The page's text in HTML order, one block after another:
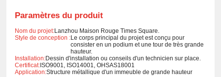
Paramètres du produit
Nom du projet:Lanzhou Maison Rouge Times Square.
Style de conception :Le corps principal du projet est conçu pour
consister en un podium et une tour de très grande
hauteur.
Installation:Dessin d'installation ou conseils d'un technicien sur place.
Certificat:ISO9001, ISO14001, OHSAS18001
Application:Structure métallique d'un immeuble de grande hauteur